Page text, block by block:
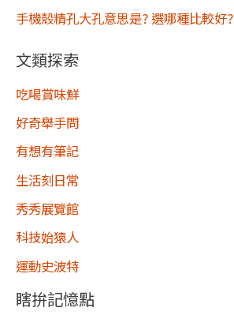
手機殼精孔大孔意思是? 選哪種比較好?
文類探索
吃喝賞味鮮
好奇舉手問
有想有筆記
生活刻日常
秀秀展覽館
科技始猿人
運動史波特
瞎拚記憶點